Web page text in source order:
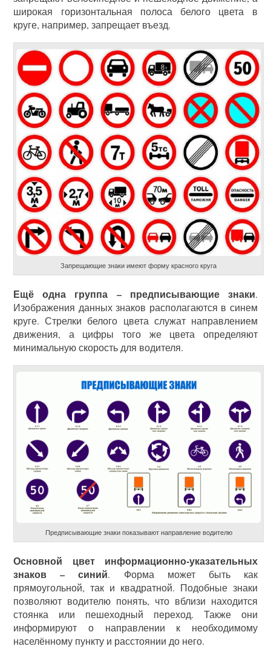
широкая горизонтальная полоса белого цвета в
круге, например, запрещает въезд.
Запрещающие знаки имеют форму красного круга
Ещё одна группа – предписывающие знаки.
Изображения данных знаков располагаются в синем
круге. Стрелки белого цвета служат направлением
движения, а цифры того же цвета определяют
минимальную скорость для водителя.
Предписывающие знаки показывают направление водителю
Основной цвет информационно-указательных
знаков – синий. Форма может быть как
прямоугольной, так и квадратной. Подобные знаки
позволяют водителю понять, что вблизи находится
стоянка или пешеходный переход. Также они
информируют о направлении к необходимому
населённому пункту и расстоянии до него.